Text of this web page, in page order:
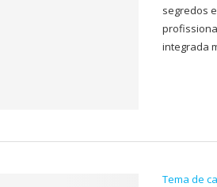
segredos
integrada
Tema de